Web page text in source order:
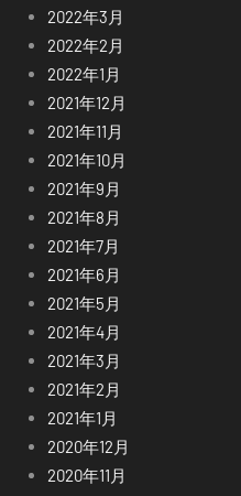
2022年3月
2022年2月
2022年1月
2021年12月
2021年11月
2021年10月
2021年9月
2021年8月
2021年7月
2021年6月
2021年5月
2021年4月
2021年3月
2021年2月
2021年1月
2020年12月
2020年11月